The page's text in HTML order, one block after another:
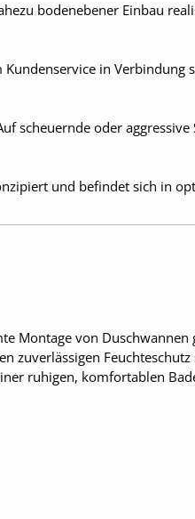
bodenebener Einbau
in Verbindung
scheuernde oder
und befindet sich in
Montage von Duschwannen
zuverlässigen
ruhigen, komfortablen